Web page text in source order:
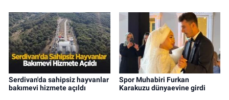
Serdivan'da sahipsiz hayvanlar
bakımevi hizmete açıldı
Spor Muhabiri Furkan
Karakuzu dünyaevine girdi